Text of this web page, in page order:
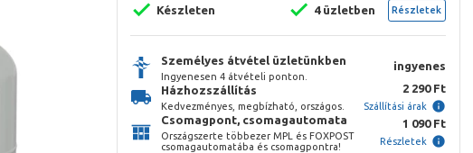
Készleten 4 üzletben Részletek
Személyes átvétel üzletünkben
Ingyenesen 4 átvételi ponton.
ingyenes
Házhozszállítás
Kedvezményes, megbízható, országos.
2 290 Ft
Szállítási árak
Csomagpont, csomagautomata
Országszerte többezer MPL és FOXPOST
csomagautomatába és csomagpontra!
1 090 Ft
Részletek